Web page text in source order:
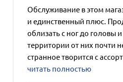
Обслуживание в этом
и единственный плюс.
облизать с ног до головы
территории от них почти
странное творится с
читать полностью